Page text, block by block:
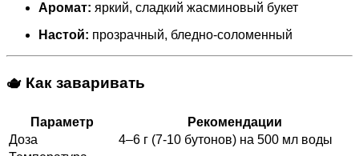
Аромат: яркий, сладкий жасминовый букет
Настой: прозрачный, бледно‑соломенный
🫖 Как заваривать
Параметр
Рекомендации
Доза
4–6 г (7-10 бутонов) на 500 мл воды